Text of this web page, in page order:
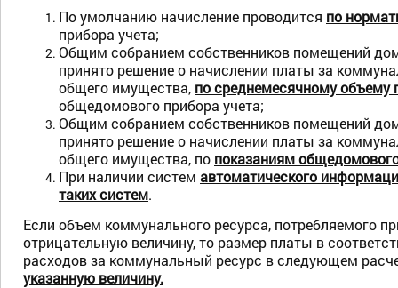
По умолчанию начисление проводится по
прибора учета;
Общим собранием собственников помещений
принято решение о начислении платы за
общего имущества, по среднемесячному объему
общедомового прибора учета;
Общим собранием собственников помещений
принято решение о начислении платы за
общего имущества, по показаниям
При наличии систем автоматического
таких систем.
Если объем коммунального ресурса, потребляемого
отрицательную величину, то размер платы в
расходов за коммунальный ресурс в следующем
указанную величину.